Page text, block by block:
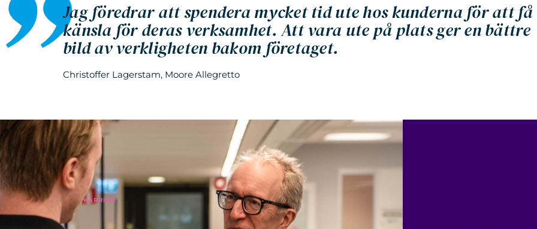
Jag föredrar att spendera mycket tid ute hos kunderna för att få
känsla för deras verksamhet. Att vara ute på plats ger en bättre
bild av verkligheten bakom företaget.
Christoffer Lagerstam, Moore Allegretto
KARRIÄR